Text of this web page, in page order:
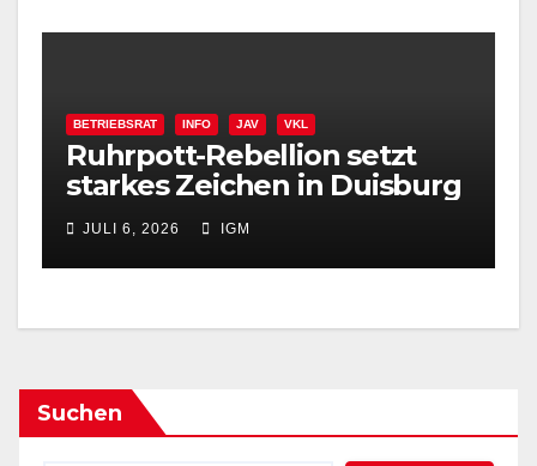
BETRIEBSRAT INFO JAV VKL
Ruhrpott-Rebellion setzt
starkes Zeichen in Duisburg
JULI 6, 2026 IGM
Suchen